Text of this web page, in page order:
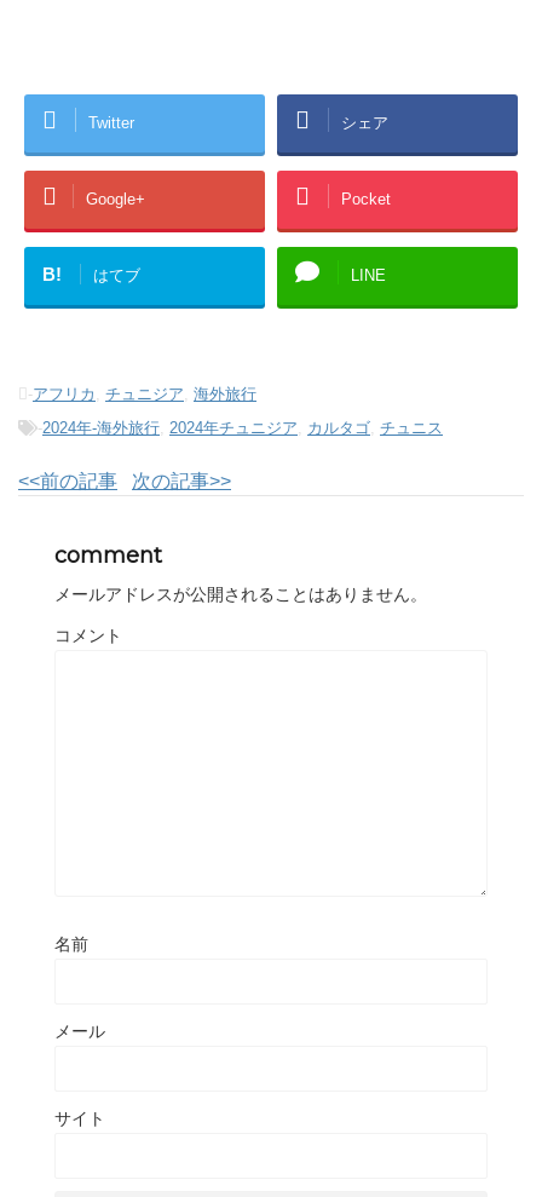
Twitter シェア
Google+ Pocket
B! はてブ LINE
-アフリカ チュニジア 海外旅行
-2024年-海外旅行 2024年チュニジア カルタゴ チュニス
<<前の記事 次の記事>>
comment
メールアドレスが公開されることはありません。
コメント
名前
メール
サイト